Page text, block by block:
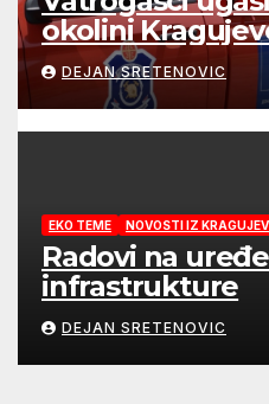
okolini
DEJAN SRETENOVIC
EKO TEME NOVOSTI IZ
Radovi na
infrastrukture
DEJAN SRETENOVIC